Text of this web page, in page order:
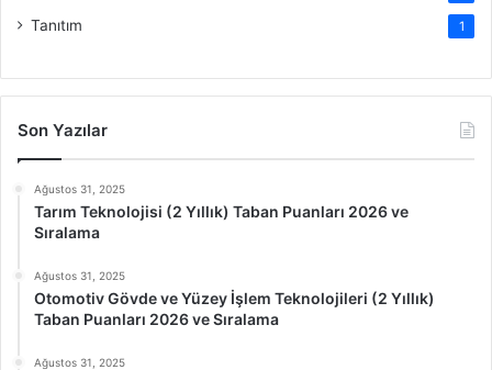
Tanıtım 1
Son Yazılar
Ağustos 31, 2025
Tarım Teknolojisi (2 Yıllık) Taban Puanları 2026 ve
Sıralama
Ağustos 31, 2025
Otomotiv Gövde ve Yüzey İşlem Teknolojileri (2 Yıllık)
Taban Puanları 2026 ve Sıralama
Ağustos 31, 2025